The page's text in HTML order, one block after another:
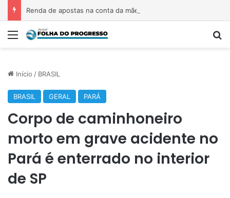
Menu
Início / BRASIL
BRASIL GERAL PARÁ
Corpo de caminhoneiro
morto em grave acidente no
Pará é enterrado no interior
de SP